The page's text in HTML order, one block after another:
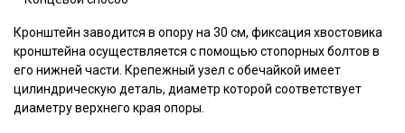
Кронштейн заводится в опору на 30 см, фиксация хвостовика
кронштейна осуществляется с помощью стопорных болтов в
его нижней части. Крепежный узел с обечайкой имеет
цилиндрическую деталь, диаметр которой соответствует
диаметру верхнего края опоры.